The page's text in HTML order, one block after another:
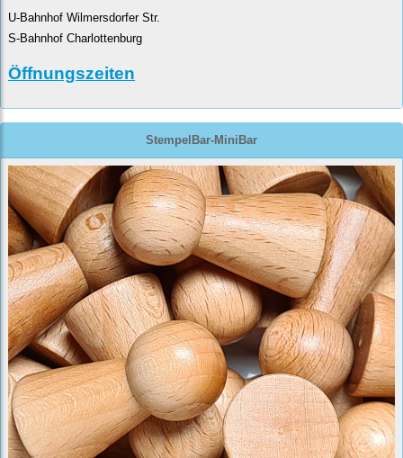
U-Bahnhof Wilmersdorfer Str.
S-Bahnhof Charlottenburg
Öffnungszeiten
StempelBar-MiniBar